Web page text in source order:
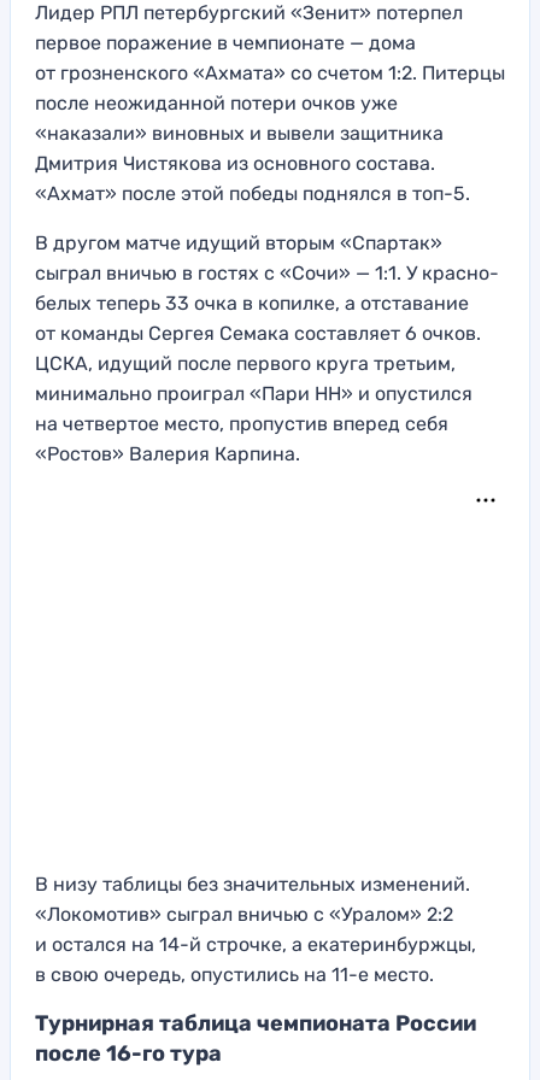
Лидер РПЛ петербургский «Зенит» потерпел
первое поражение в чемпионате — дома
от грозненского «Ахмата» со счетом 1:2. Питерцы
после неожиданной потери очков уже
«наказали» виновных и вывели защитника
Дмитрия Чистякова из основного состава.
«Ахмат» после этой победы поднялся в топ-5.
В другом матче идущий вторым «Спартак»
сыграл вничью в гостях с «Сочи» — 1:1. У красно-
белых теперь 33 очка в копилке, а отставание
от команды Сергея Семака составляет 6 очков.
ЦСКА, идущий после первого круга третьим,
минимально проиграл «Пари НН» и опустился
на четвертое место, пропустив вперед себя
«Ростов» Валерия Карпина.
В низу таблицы без значительных изменений.
«Локомотив» сыграл вничью с «Уралом» 2:2
и остался на 14-й строчке, а екатеринбуржцы,
в свою очередь, опустились на 11-е место.
Турнирная таблица чемпионата России
после 16-го тура